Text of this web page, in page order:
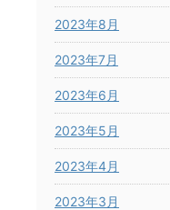
2023年8月
2023年7月
2023年6月
2023年5月
2023年4月
2023年3月